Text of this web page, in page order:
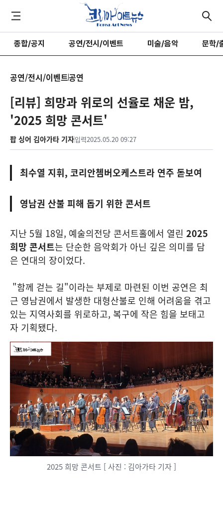
종합/공지 공연/전시/이벤트 미술/음악 문학/
공연/전시/이벤트공연
[리뷰] 희망과 위로의 선율로 채운 밤,
'2025 희망 콘서트'
팝 싱어 김아가타 기자입력2025.05.20 09:27
최수열 지휘, 코리안쳄버오케스트라 연주 돋보여
영남권 산불 피해 돕기 위한 콘서트
지난 5월 18일, 예술의전당 콘서트홀에서 열린 2025
희망 콘서트는 단순한 음악회가 아닌 깊은 의미를 담
은 연대의 장이었다.
"함께 걷는 길"이라는 부제로 마련된 이번 공연은 최
근 영남권에서 발생한 대형산불로 인해 어려움을 겪고
있는 지역사회를 위로하고, 복구에 작은 힘을 보태고
자 기획됐다.
2025 희망 콘서트 [ 사진 : 김아가타 기자 ]